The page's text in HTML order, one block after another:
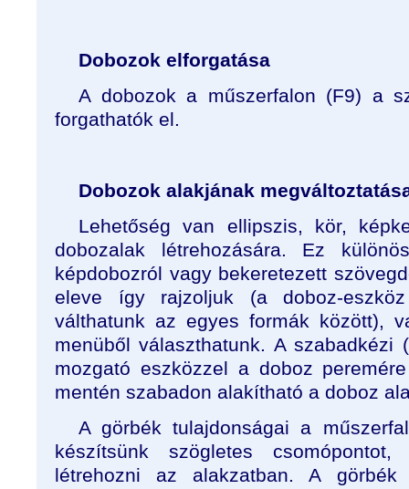
Dobozok elforgatása
A dobozok a műszerfalon (F9) a
forgathatók el.
Dobozok alakjának
Lehetőség van ellipszis, kör,
dobozalak létrehozására. Ez
képdobozról vagy bekeretezett
eleve így rajzoljuk (a doboz-
válthatunk az egyes formák között),
menüből választhatunk. A szabadkézi
mozgató eszközzel a doboz
mentén szabadon alakítható a doboz
A görbék tulajdonságai a
készítsünk szögletes
létrehozni az alakzatban. A